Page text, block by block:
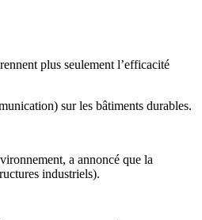
plus seulement l’efficacité
sur les bâtiments durables.
a annoncé que la
industriels).